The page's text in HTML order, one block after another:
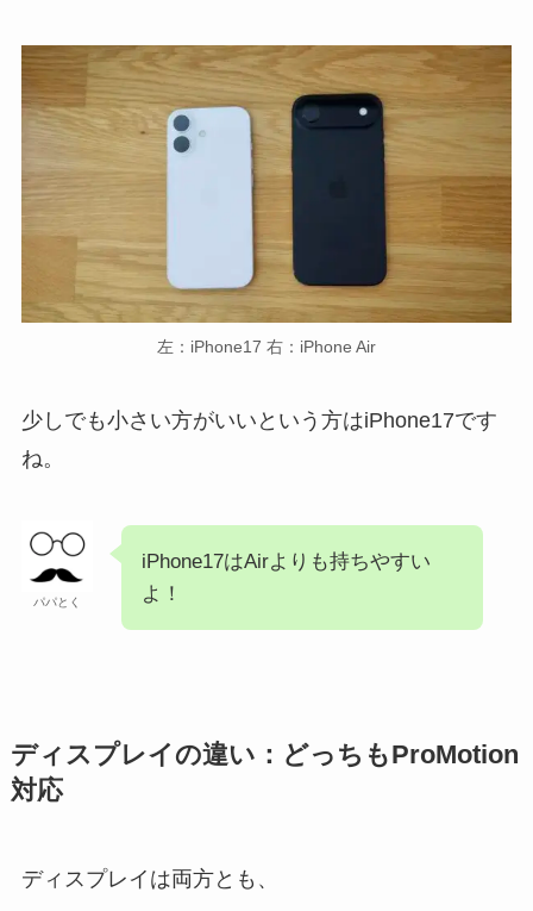
左：iPhone17 右：iPhone Air
少しでも小さい方がいいという方はiPhone17です
ね。
パパとく
iPhone17はAirよりも持ちやすい
よ！
ディスプレイの違い：どっちもProMotion
対応
ディスプレイは両方とも、